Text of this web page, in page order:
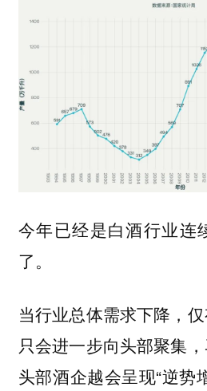
今年已经是白酒行业连
了。
当行业总体需求下降，
只会进一步向头部聚集
头部酒企越会呈现“逆势